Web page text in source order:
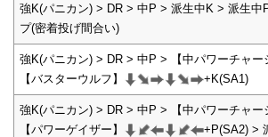
強K(パニカン) > DR > 中P > 派生中K > 派生中
プ(密着投げ間合い)
強K(パニカン) > DR > 中P > 【中パワーチャー
【バスターウルフ】
+K(SA1)
強K(パニカン) > DR > 中P > 【中パワーチャー
【パワーゲイザー】
+P(SA2) >